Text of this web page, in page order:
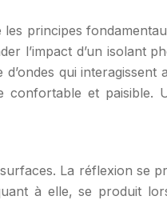
principes
l’impact d’un isolant
qui interagissent
confortable et paisible.
La réflexion se
à elle, se produit